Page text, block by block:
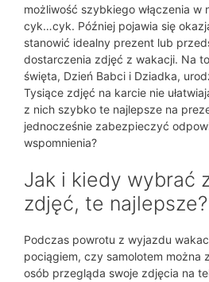
możliwość szybkiego włączenia
cyk…cyk. Później pojawia się
stanowić idealny prezent lub
dostarczenia zdjęć z wakacji. Na
święta, Dzień Babci i Dziadka,
Tysiące zdjęć na karcie nie
z nich szybko te najlepsze na
jednocześnie zabezpieczyć
wspomnienia?
Jak i kiedy wybrać
zdjęć, te najlepsze?
Podczas powrotu z wyjazdu
pociągiem, czy samolotem można
osób przegląda swoje zdjęcia na